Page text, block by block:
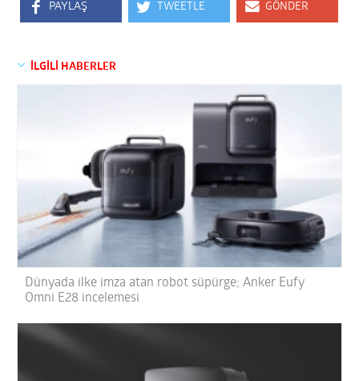
PAYLAŞ TWEETLE GÖNDER
İLGİLİ HABERLER
Dünyada ilke imza atan robot süpürge; Anker Eufy
Omni E28 incelemesi